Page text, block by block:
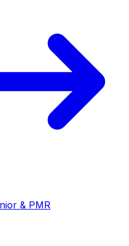
& PMR